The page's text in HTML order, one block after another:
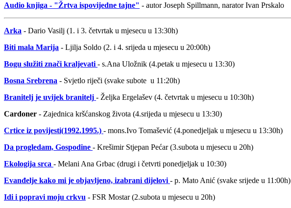
Audio knjiga - "Žrtva ispovijedne tajne" - autor Joseph Spillmann, narator Ivan Prskalo
Arka - Dario Vasilj (1. i 3. četvrtak u mjesecu u 13:30h)
Biti mala Marija - Ljilja Soldo (2. i 4. srijeda u mjesecu u 20:00h)
Bogu služiti znači kraljevati - s.Ana Uložnik (4.petak u mjesecu u 13:30)
Bosna Srebrena - Svjetlo riječi (svake subote u 11:20h)
Branitelj je uvijek branitelj - Željka Ergelašev (4. četvrtak u mjesecu u 10:30h)
Cardoner - Zajednica kršćanskog života (4.srijeda u mjesecu u 13:30)
Crtice iz povijesti(1992.1995.) - mons.Ivo Tomašević (4.ponedjeljak u mjesecu u 13:30h)
Da progledam, Gospodine - Krešimir Stjepan Pećar (3.subota u mjesecu u 20h)
Ekologija srca - Melani Ana Grbac (drugi i četvrti ponedjeljak u 10:30)
Evanđelje kako mi je objavljeno, izabrani dijelovi - p. Mato Anić (svake srijede u 11:00h)
Idi i popravi moju crkvu - FSR Mostar (2.subota u mjesecu u 20h)